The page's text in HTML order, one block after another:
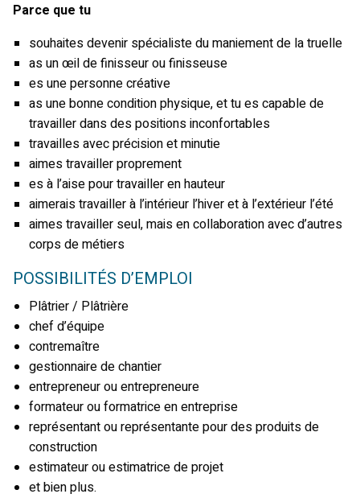
Parce que tu
souhaites devenir spécialiste du maniement de la truelle
as un œil de finisseur ou finisseuse
es une personne créative
as une bonne condition physique, et tu es capable de
travailler dans des positions inconfortables
travailles avec précision et minutie
aimes travailler proprement
es à l’aise pour travailler en hauteur
aimerais travailler à l’intérieur l’hiver et à l’extérieur l’été
aimes travailler seul, mais en collaboration avec d’autres
corps de métiers
POSSIBILITÉS D’EMPLOI
Plâtrier / Plâtrière
chef d’équipe
contremaître
gestionnaire de chantier
entrepreneur ou entrepreneure
formateur ou formatrice en entreprise
représentant ou représentante pour des produits de
construction
estimateur ou estimatrice de projet
et bien plus.